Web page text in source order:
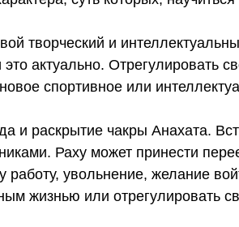
творческий и
актуально. Отрегулировать
спортивное или
и раскрытие чакры Анахата.
Раху может принести
увольнение, желание
жизнью или отрегулировать